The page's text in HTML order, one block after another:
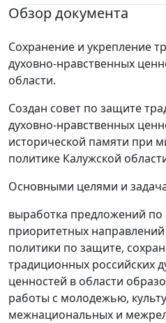
Обзор документа
Сохранение и укрепление
духовно-нравственных
области.
Создан совет по защите
духовно-нравственных
исторической памяти при
политике Калужской
Основными целями и
выработка предложений по
приоритетных направлений
политики по защите,
традиционных российских
ценностей в области
работы с молодежью,
межнациональных и